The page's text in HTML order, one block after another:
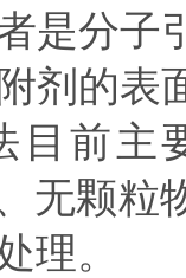
是分子
剂的表
目前主
、无颗
理。